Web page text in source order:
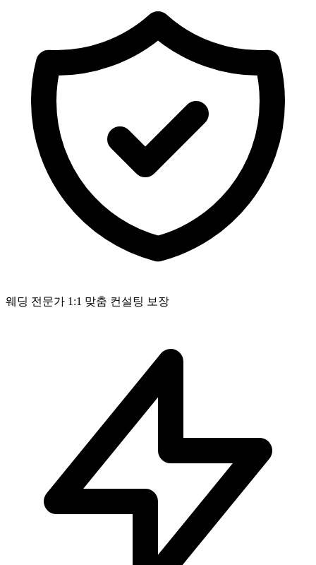
웨딩 전문가 1:1 맞춤 컨설팅 보장